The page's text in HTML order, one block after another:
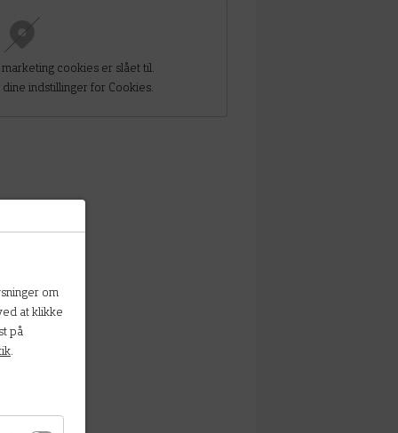
cookies er slået til.
indstillinger for Cookies.
om
at klikke
på
.